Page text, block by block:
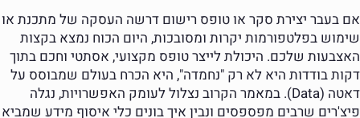
אם בעבר יצירת סקר או טופס רישום דרשה העסקה של מתכנת או
שימוש בפלטפורמות יקרות ומסובכות, היום הכוח נמצא בקצות
האצבעות שלכם. היכולת לייצר טופס מקצועי, אסתטי וחכם בתוך
דקות בודדות היא לא רק "נחמדה", היא הכרח בעולם שמבוסס על
דאטה (Data). במאמר הקרוב נצלול לעומק האפשרויות, נגלה
פיצ'רים שרבים מפספסים ונבין איך בונים כלי איסוף מידע שמביא